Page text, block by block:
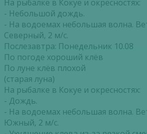
На рыбалке в Кокуе и окресностях:
- Небольшой дождь.
- На водоемах небольшая волна.
Северный, 2 м/с.
Послезавтра: Понедельник 10.08
По погоде хороший клёв
По луне клёв плохой
(старая луна)
На рыбалке в Кокуе и окресностях:
- Дождь.
- На водоемах небольшая волна.
Южный, 2 м/с.